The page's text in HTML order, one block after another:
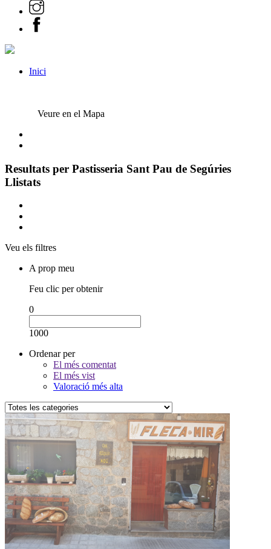
Inici
Veure en el Mapa
Resultats per Pastisseria Sant Pau de Segúries
Llistats
Veu els filtres
A prop meu
Feu clic per obtenir
0
1000
Ordenar per
El més comentat
El més vist
Valoració més alta